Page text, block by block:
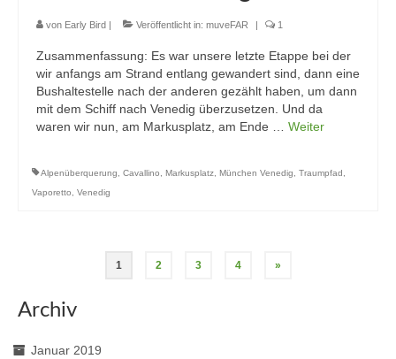
von Early Bird Veröffentlicht in: muveFAR 1
Zusammenfassung: Es war unsere letzte Etappe bei der
wir anfangs am Strand entlang gewandert sind, dann eine
Bushaltestelle nach der anderen gezählt haben, um dann
mit dem Schiff nach Venedig überzusetzen. Und da
waren wir nun, am Markusplatz, am Ende … Weiter
Alpenüberquerung, Cavallino, Markusplatz, München Venedig, Traumpfad,
Vaporetto, Venedig
Seitennummerierung
der
1 2 3 4 »
Archiv
Januar 2019